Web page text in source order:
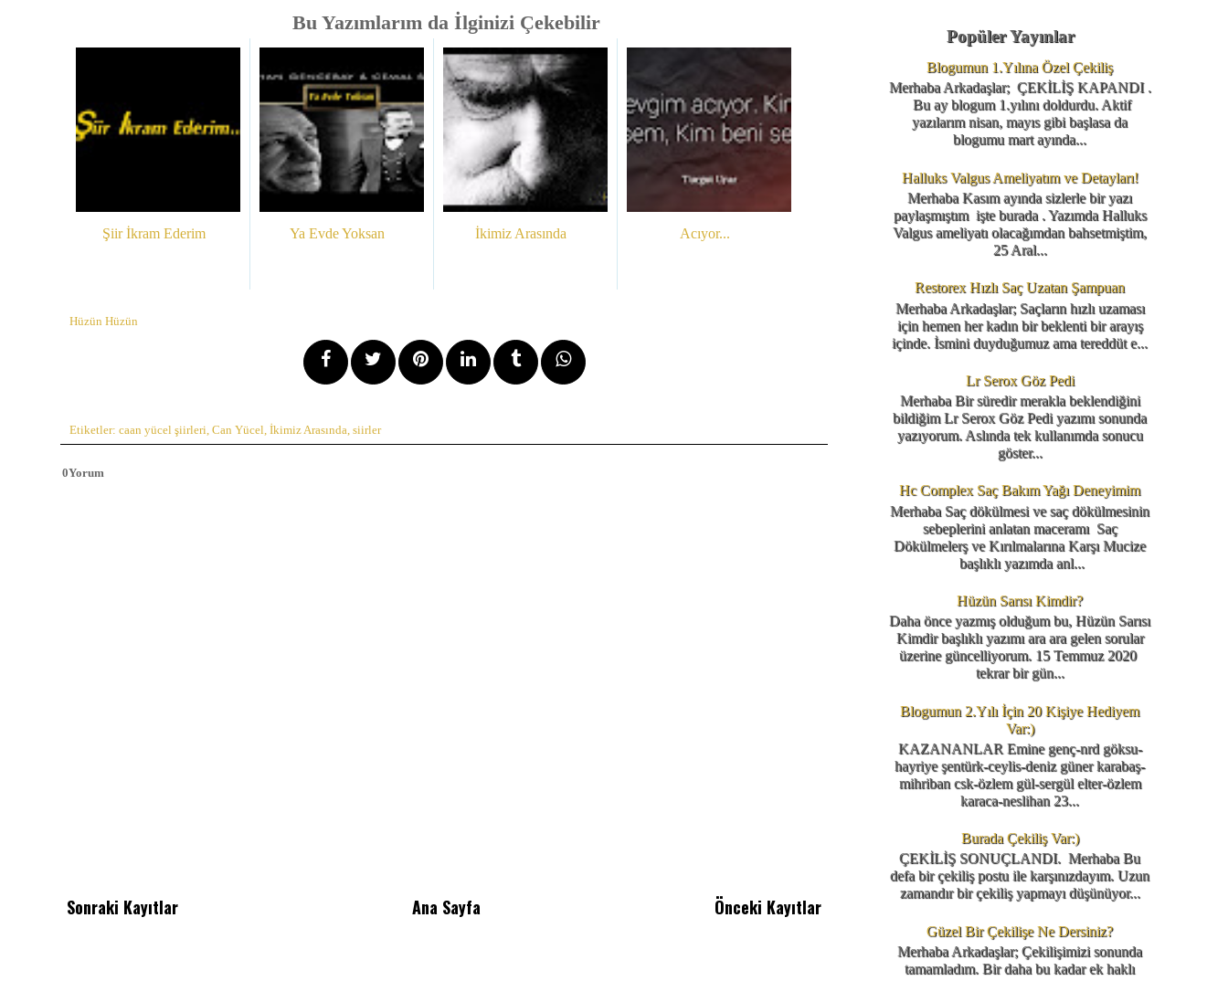
Bu Yazımlarım da İlginizi Çekebilir
Şiir İkram Ederim Ya Evde Yoksan İkimiz Arasında Acıyor...
Hüzün Hüzün
Etiketler: caan yücel şiirleri Can Yücel İkimiz Arasında siirler
0Yorum
Sonraki Kayıtlar Önceki Kayıtlar
Ana Sayfa
Popüler Yayınlar
Blogumun 1.Yılına Özel Çekiliş
Merhaba Arkadaşlar; ÇEKİLİŞ KAPANDI .
Bu ay blogum 1.yılını doldurdu. Aktif
yazılarım nisan, mayıs gibi başlasa da
blogumu mart ayında...
Halluks Valgus Ameliyatım ve Detayları!
Merhaba Kasım ayında sizlerle bir yazı
paylaşmıştım işte burada . Yazımda Halluks
Valgus ameliyatı olacağımdan bahsetmiştim,
25 Aral...
Restorex Hızlı Saç Uzatan Şampuan
Merhaba Arkadaşlar; Saçların hızlı uzaması
için hemen her kadın bir beklenti bir arayış
içinde. İsmini duyduğumuz ama tereddüt e...
Lr Serox Göz Pedi
Merhaba Bir süredir merakla beklendiğini
bildiğim Lr Serox Göz Pedi yazımı sonunda
yazıyorum. Aslında tek kullanımda sonucu
göster...
Hc Complex Saç Bakım Yağı Deneyimim
Merhaba Saç dökülmesi ve saç dökülmesinin
sebeplerini anlatan maceramı Saç
Dökülmelerş ve Kırılmalarına Karşı Mucize
başlıklı yazımda anl...
Hüzün Sarısı Kimdir?
Daha önce yazmış olduğum bu, Hüzün Sarısı
Kimdir başlıklı yazımı ara ara gelen sorular
üzerine güncelliyorum. 15 Temmuz 2020
tekrar bir gün...
Blogumun 2.Yılı İçin 20 Kişiye Hediyem
Var:)
KAZANANLAR Emine genç-nrd göksu-
hayriye şentürk-ceylis-deniz güner karabaş-
mihriban csk-özlem gül-sergül elter-özlem
karaca-neslihan 23...
Burada Çekiliş Var:)
ÇEKİLİŞ SONUÇLANDI. Merhaba Bu
defa bir çekiliş postu ile karşınızdayım. Uzun
zamandır bir çekiliş yapmayı düşünüyor...
Güzel Bir Çekilişe Ne Dersiniz?
Merhaba Arkadaşlar; Çekilişimizi sonunda
tamamladım. Bir daha bu kadar ek haklı